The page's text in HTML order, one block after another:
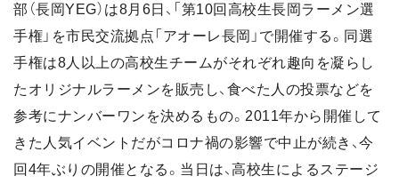
部（長岡YEG）は8月6日、「第10回高校生長岡ラーメン選
手権」を市民交流拠点「アオーレ長岡」で開催する。同選
手権は8人以上の高校生チームがそれぞれ趣向を凝らし
たオリジナルラーメンを販売し、食べた人の投票などを
参考にナンバーワンを決めるもの。2011年から開催して
きた人気イベントだがコロナ禍の影響で中止が続き、今
回4年ぶりの開催となる。当日は、高校生によるステージ